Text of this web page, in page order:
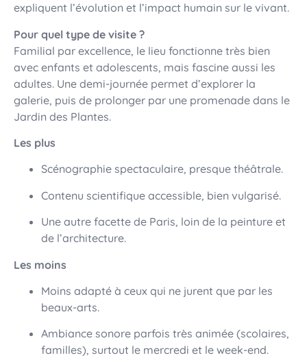
expliquent l’évolution et l’impact humain sur le vivant.
Pour quel type de visite ?
Familial par excellence, le lieu fonctionne très bien
avec enfants et adolescents, mais fascine aussi les
adultes. Une demi-journée permet d’explorer la
galerie, puis de prolonger par une promenade dans le
Jardin des Plantes.
Les plus
Scénographie spectaculaire, presque théâtrale.
Contenu scientifique accessible, bien vulgarisé.
Une autre facette de Paris, loin de la peinture et
de l’architecture.
Les moins
Moins adapté à ceux qui ne jurent que par les
beaux-arts.
Ambiance sonore parfois très animée (scolaires,
familles), surtout le mercredi et le week-end.